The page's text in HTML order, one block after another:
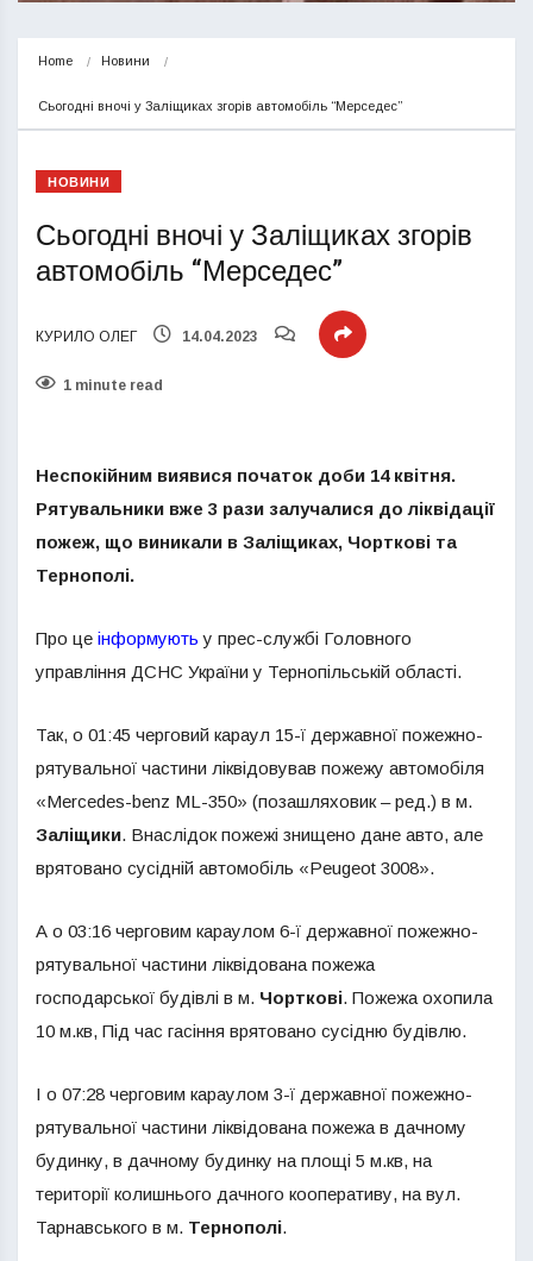
Home Новини
Сьогодні вночі у Заліщиках згорів автомобіль “Мерседес”
НОВИНИ
Сьогодні вночі у Заліщиках згорів
автомобіль “Мерседес”
КУРИЛО ОЛЕГ 14.04.2023
1 minute read
Неспокійним виявися початок доби 14 квітня.
Рятувальники вже 3 рази залучалися до ліквідації
пожеж, що виникали в Заліщиках, Чорткові та
Тернополі.
Про це інформують у прес-службі Головного
управління ДСНС України у Тернопільській області.
Так, о 01:45 черговий караул 15-ї державної пожежно-
рятувальної частини ліквідовував пожежу автомобіля
«Mercedes-benz ML-350» (позашляховик – ред.) в м.
Заліщики. Внаслідок пожежі знищено дане авто, але
врятовано сусідній автомобіль «Peugeot 3008».
А о 03:16 черговим караулом 6-ї державної пожежно-
рятувальної частини ліквідована пожежа
господарської будівлі в м. Чорткові. Пожежа охопила
10 м.кв, Під час гасіння врятовано сусідню будівлю.
І о 07:28 черговим караулом 3-ї державної пожежно-
рятувальної частини ліквідована пожежа в дачному
будинку, в дачному будинку на площі 5 м.кв, на
території колишнього дачного кооперативу, на вул.
Тарнавського в м. Тернополі.